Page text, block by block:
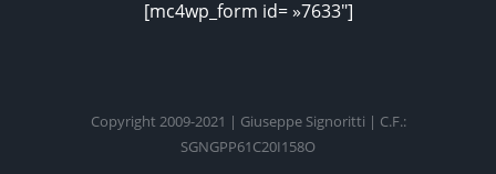
[mc4wp_form id= »7633″]
Copyright 2009-2021 | Giuseppe Signoritti | C.F.:
SGNGPP61C20I158O